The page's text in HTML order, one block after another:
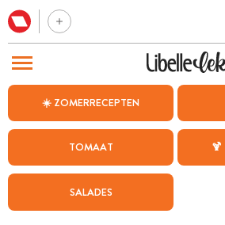
☀️ ZOMERRECEPTEN
TOMAAT 🍹
SALADES
BEZOEK ONZE ANDERE WEBSITES
WEEKMENU
CHAT MET MAIA